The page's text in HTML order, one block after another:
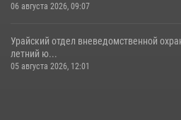
06 августа 2026, 09:07
Урайский отдел вневедомственной
летний ю...
05 августа 2026, 12:01